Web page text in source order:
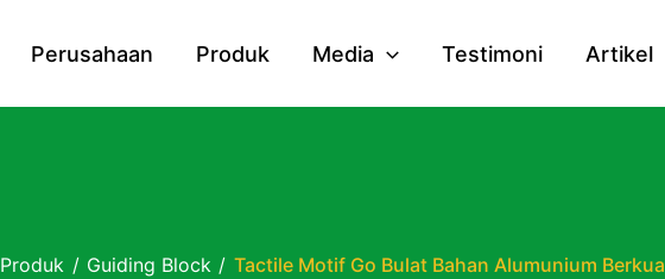
Perusahaan Produk Media Testimoni Artikel
Produk / Guiding Block / Tactile Motif Go Bulat Bahan Alumunium